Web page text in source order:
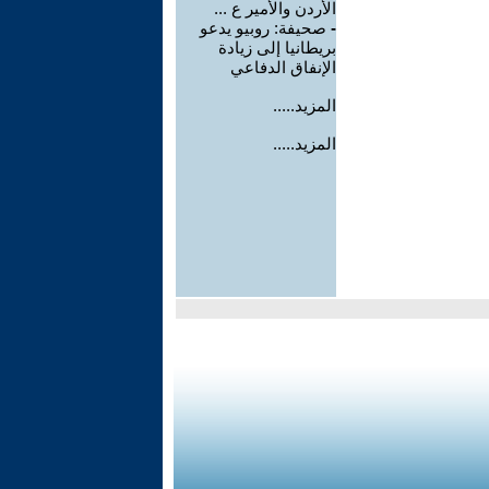
الأردن والأمير ع ...
- صحيفة: روبيو يدعو
بريطانيا إلى زيادة
الإنفاق الدفاعي
المزيد.....
المزيد.....